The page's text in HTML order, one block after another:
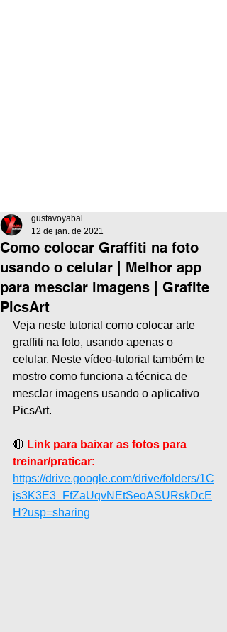
Como colocar Graffiti na foto
usando o celular | Melhor app
para mesclar imagens | Grafite
PicsArt
gustavoyabai
12 de jan. de 2021
Veja neste tutorial como colocar arte
graffiti na foto, usando apenas o
celular. Neste vídeo-tutorial também te
mostro como funciona a técnica de
mesclar imagens usando o aplicativo
PicsArt.
🔴 Link para baixar as fotos para
treinar/praticar:
https://drive.google.com/drive/folders/1C
js3K3E3_FfZaUqvNEtSeoASURskDcE
H?usp=sharing